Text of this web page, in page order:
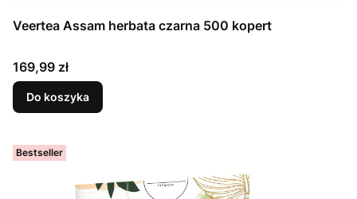
Veertea Assam herbata czarna 500 kopert
Cena
169,99 zł
Do koszyka
Bestseller